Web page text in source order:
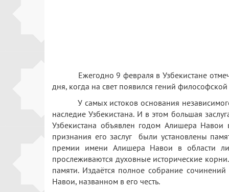
Ежегодно 9 февраля в Узбекистане
дня, когда на свет появился гений
У самых истоков основания независимого
наследие Узбекистана. И в этом большая
Узбекистана объявлен годом Алишера
признания его заслуг были установлены
премии имени Алишера Навои в области
прослеживаются духовные исторические
памяти. Издаётся полное собрание
Навои, названном в его честь.